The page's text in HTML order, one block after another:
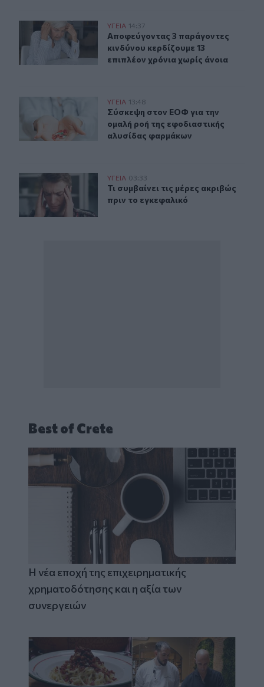
Αποφεύγοντας 3 παράγοντες κινδύνου κερδίζουμε 13
ΥΓΕΙΑ 14:37
Αποφεύγοντας 3 παράγοντες
Αποφεύγοντας 3 παράγοντες
κινδύνου κερδίζουμε 13
επιπλέον χρόνια χωρίς άνοια
Σύσκεψη στον ΕΟΦ για την ομαλή ροή της
ΥΓΕΙΑ 13:48
Σύσκεψη στον ΕΟΦ για την ομαλή
Σύσκεψη στον ΕΟΦ για την
ομαλή ροή της εφοδιαστικής
αλυσίδας φαρμάκων
Τι συμβαίνει τις μέρες ακριβώς πριν το εγκεφαλικό
ΥΓΕΙΑ 03:33
Τι συμβαίνει τις μέρες ακριβώς
Τι συμβαίνει τις μέρες ακριβώς
πριν το εγκεφαλικό
Best of Crete
Η νέα εποχή της επιχειρηματικής
χρηματοδότησης και η αξία των
συνεργειών